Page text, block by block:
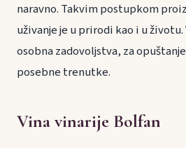
naravno. Takvim postupkom
uživanje je u prirodi kao i u životu.
osobna zadovoljstva, za
posebne trenutke.
Vina vinarije Bolfan